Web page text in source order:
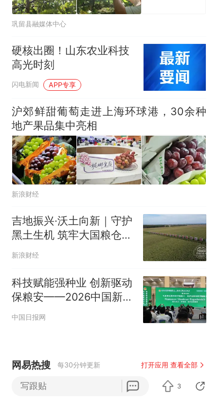
巩留县融媒体中心
硬核出圈！山东农业科技
高光时刻
闪电新闻 APP专享
沪郊鲜甜葡萄走进上海环球港，30余种
地产果品集中亮相
新浪财经
吉地振兴·沃土向新｜守护
黑土生机 筑牢大国粮仓
——看“梨树模式”如何以
全方位迭代升级护土促产
新浪财经
科技赋能强种业 创新驱动
保粮安——2026中国新疆
第十一届种子展示交易会
中国日报网
网易热搜 每30分钟更新 打开应用 查看全部
乐享全民健身 共筑健康中国
写跟贴 3